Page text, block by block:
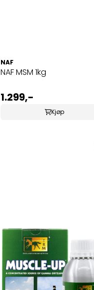
NAF
NAF MSM 1kg
1.299,-
Kjøp